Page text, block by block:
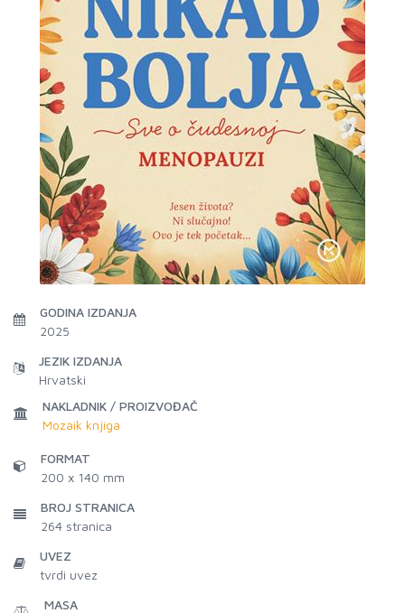
GODINA IZDANJA
2025
JEZIK IZDANJA
Hrvatski
NAKLADNIK / PROIZVOĐAČ
Mozaik knjiga
FORMAT
200 x 140 mm
BROJ STRANICA
264 stranica
UVEZ
tvrdi uvez
MASA